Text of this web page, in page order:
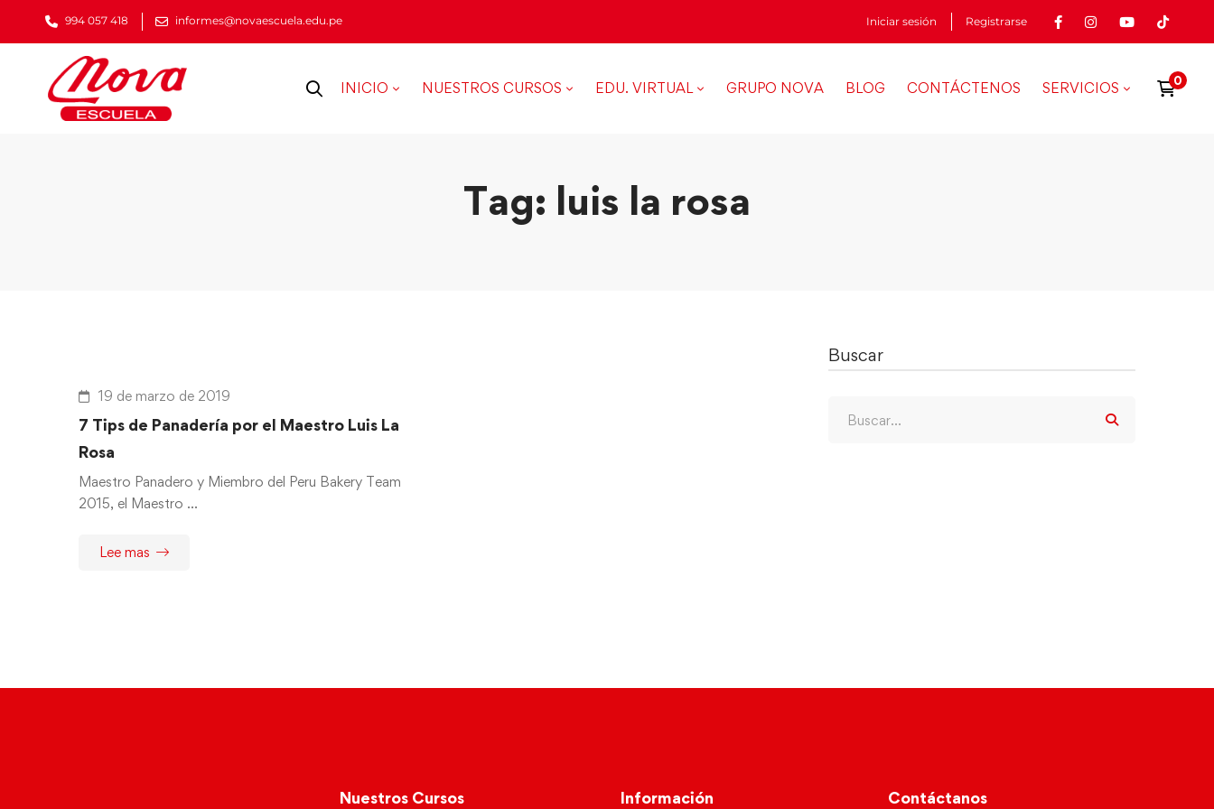
994 057 418 informes@novaescuela.edu.pe Iniciar sesión Registrarse
INICIO NUESTROS CURSOS EDU. VIRTUAL GRUPO NOVA BLOG CONTÁCTENOS SERVICIOS
Tag: luis la rosa
19 de marzo de 2019
7 Tips de Panadería por el Maestro Luis La
Rosa
Maestro Panadero y Miembro del Peru Bakery Team
2015, el Maestro …
Lee mas
Buscar
Nuestros Cursos Información Contáctanos